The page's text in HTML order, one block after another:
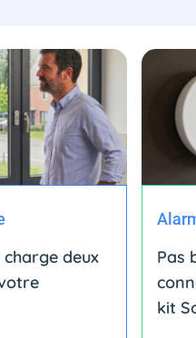
deux
Pas
kit